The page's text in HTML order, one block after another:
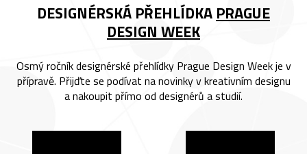
DESIGNÉRSKÁ PŘEHLÍDKA PRAGUE
DESIGN WEEK
Osmý ročník designérské přehlídky Prague Design Week je v
přípravě. Přijďte se podívat na novinky v kreativním designu
a nakoupit přímo od designérů a studií.